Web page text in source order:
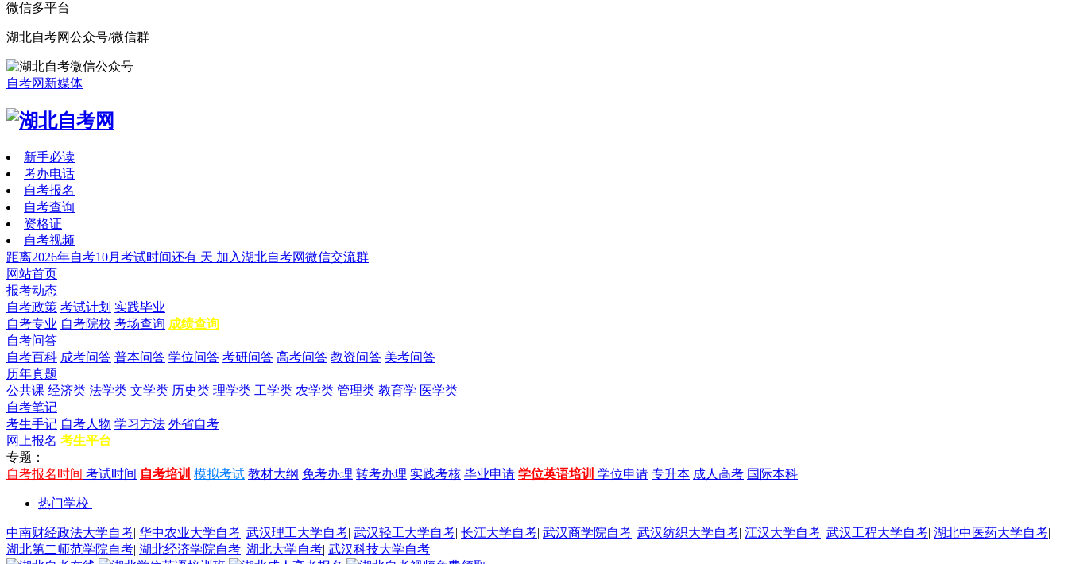
微信多平台
湖北自考网公众号/微信群
自考网新媒体
新手必读
考办电话
自考报名
自考查询
资格证
自考视频
距离2026年自考10月考试时间还有 天 加入湖北自考网微信交流群
网站首页
报考动态
自考政策 考试计划 实践毕业
自考专业 自考院校 考场查询 成绩查询
自考问答
自考百科 成考问答 普本问答 学位问答 考研问答 高考问答 教资问答 美考问答
历年真题
公共课 经济类 法学类 文学类 历史类 理学类 工学类 农学类 管理类 教育学 医学类
自考笔记
考生手记 自考人物 学习方法 外省自考
网上报名 考生平台
专题：
自考报名时间 考试时间 自考培训 模拟考试 教材大纲 免考办理 转考办理 实践考核 毕业申请 学位英语培训 学位申请 专升本 成人高考 国际本科
热门学校
中南财经政法大学自考| 华中农业大学自考| 武汉理工大学自考| 武汉轻工大学自考| 长江大学自考| 武汉商学院自考| 武汉纺织大学自考| 江汉大学自考| 武汉工程大学自考| 湖北中医药大学自考|
湖北第二师范学院自考| 湖北经济学院自考| 湖北大学自考| 武汉科技大学自考